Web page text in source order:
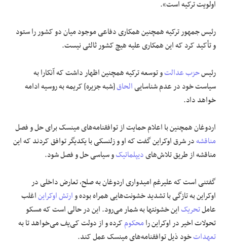
اولویت ترکیه است».
رئیس جمهور ترکیه همچنین همکاری دفاعی موجود میان دو کشور را ستود
و تأکید کرد که این همکاری علیه هیچ کشور ثالثی نیست.
رئیسحزب عدالتو توسعه ترکیه همچنین اظهار داشت که آنکارا به
سیاست خود در عدم شناساییالحاق[شبه جزیره] کریمه به روسیه ادامه
خواهد داد.
اردوغان همچنین با اعلام حمایت از توافقنامه‌های مینسک برای حل و فصل
مناقشهدر شرق اوکراین گفت که او و زلنسکی با یکدیگر توافق کردند که این
مناقشه از طریق تلاش‌هایدیپلماتیکو سیاسی حل و فصل شود.
گفتنی است که علیرغم امیدواری اردوغان به صلح، تعارض داخلی در
اوکراین به تازگی با تشدید خشونت‌هایی همراه بوده وارتش اوکرایناغلب
عاملتحریکاین خشونتها به شمار می‌رود. این در حالی است که مسکو
تحولات اخیر در اوکراین رامحکومکرده و از دولت کی‌یف می‌خواهد تا به
تعهداتخود ذیل توافقنامه‌های مینسک عمل کند.